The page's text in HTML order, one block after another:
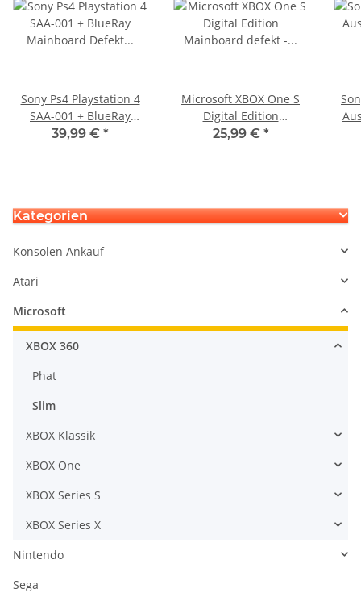
Sony Ps4 Playstation 4
SAA-001 + BlueRay
Mainboard Defekt -
39,99 € *
Microsoft XBOX One S
Digital Edition
Mainboard defekt -
25,99 € *
Kategorien
Konsolen Ankauf
Atari
Microsoft
XBOX 360
Phat
Slim
XBOX Klassik
XBOX One
XBOX Series S
XBOX Series X
Nintendo
Sega